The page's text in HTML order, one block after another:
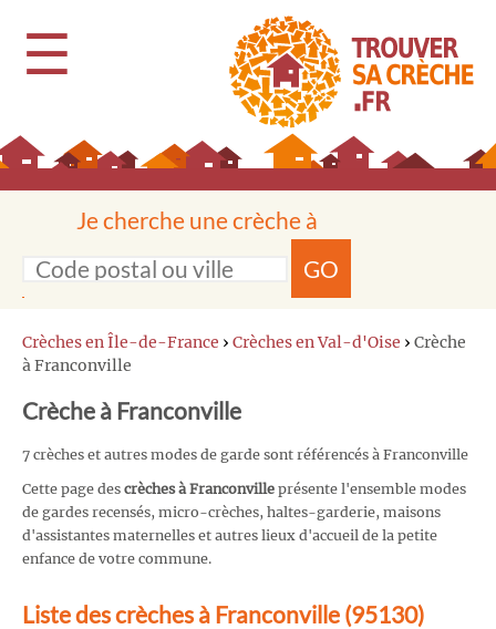
☰
Je cherche une crèche à
GO
Crèches en Île-de-France › Crèches en Val-d'Oise › Crèche
à Franconville
Crèche à Franconville
7 crèches et autres modes de garde sont référencés à Franconville
Cette page des crèches à Franconville présente l'ensemble modes
de gardes recensés, micro-crèches, haltes-garderie, maisons
d'assistantes maternelles et autres lieux d'accueil de la petite
enfance de votre commune.
Liste des crèches à Franconville (95130)